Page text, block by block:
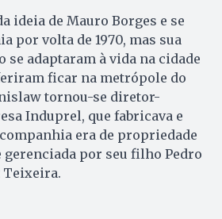
ideia de Mauro Borges e se
por volta de 1970, mas sua
se adaptaram à vida na cidade
ficar na metrópole do
tornou-se diretor-
Induprel, que fabricava e
era de propriedade
gerenciada por seu filho Pedro
Teixeira.